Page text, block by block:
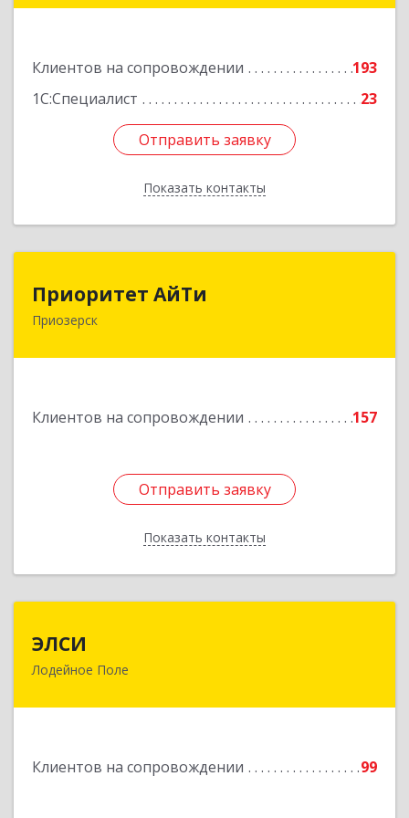
Клиентов на сопровождении
193
1С:Специалист
23
Отправить заявку
Показать контакты
Отправить заявку
Назад
Приоритет АйТи
Приозерск
Клиентов на сопровождении 157
Отправить заявку
Показать контакты
188760, Ленинградская обл, Приозерский р-н,
Подробнее
Отправить заявку
Назад
ЭЛСИ
Лодейное Поле
Клиентов на сопровождении 99
187700, Ленинградская обл, Лодейное Поле г,